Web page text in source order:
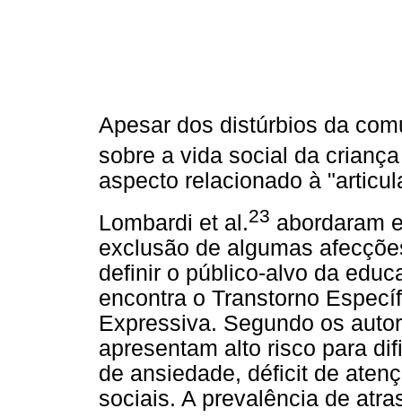
Apesar dos distúrbios da
sobre a vida social da
aspecto relacionado à
Lombardi et al.23 abordaram
exclusão de algumas
definir o público-alvo da
encontra o Transtorno
Expressiva. Segundo os
apresentam alto risco para
de ansiedade, déficit de
sociais. A prevalência de